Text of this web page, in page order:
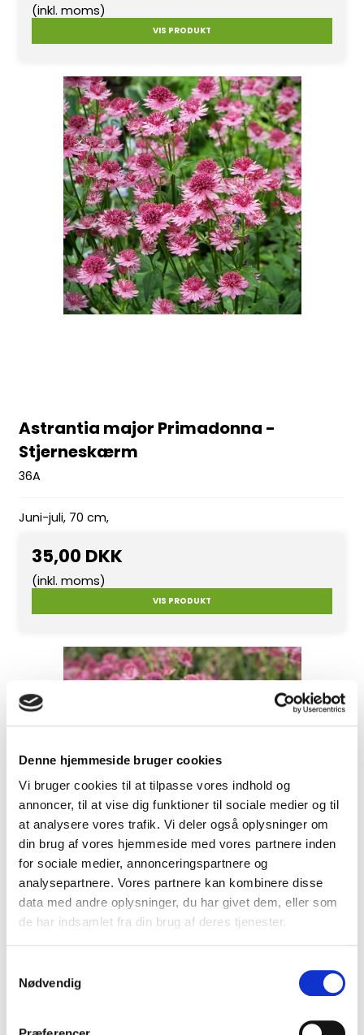
Denne hjemmeside bruger cookies
Vi bruger cookies til at tilpasse vores indhold og
annoncer, til at vise dig funktioner til sociale medier og til
at analysere vores trafik. Vi deler også oplysninger om
din brug af vores hjemmeside med vores partnere inden
for sociale medier, annonceringspartnere og
analysepartnere. Vores partnere kan kombinere disse
data med andre oplysninger, du har givet dem, eller som
de har indsamlet fra din brug af deres tjenester.
Nødvendig
(inkl. moms)
VIS PRODUKT
Astrantia major Primadonna -
Stjerneskærm
36A
Juni-juli, 70 cm,
35,00 DKK
(inkl. moms)
VIS PRODUKT
Astrantia major Roma - Stjerneskærm